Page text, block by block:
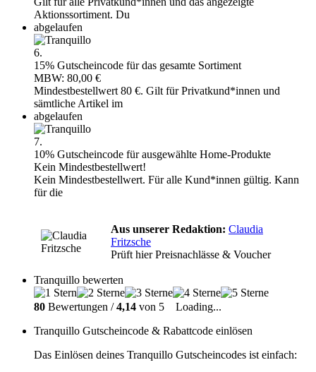
Aktionssortiment. Du
abgelaufen
6.
15% Gutscheincode für das gesamte Sortiment
MBW: 80,00 €
Mindestbestellwert 80 €. Gilt für Privatkund*innen und
sämtliche Artikel im
abgelaufen
7.
10% Gutscheincode für ausgewählte Home-Produkte
Kein Mindestbestellwert!
Kein Mindestbestellwert. Für alle Kund*innen gültig. Kann
für die
Aus unserer Redaktion: Claudia
Fritzsche
Prüft hier Preisnachlässe & Voucher
Tranquillo bewerten
80 Bewertungen /4,14 von 5
Loading...
Tranquillo Gutscheincode & Rabattcode einlösen
Das Einlösen deines Tranquillo Gutscheincodes ist einfach: